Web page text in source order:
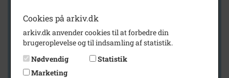
Arkiv
Middelfart Byarkiv
Cookies på arkiv.dk
arkiv.dk anvender cookies til at forbedre din
brugeroplevelse og til indsamling af statistik.
Nødvendig
Statistik
Marketing